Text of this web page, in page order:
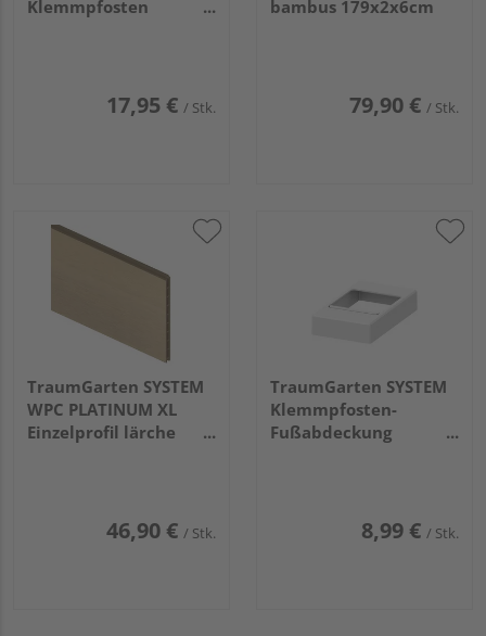
Klemmpfosten
17,95 € / Stk.
bambus 179x2x6cm
79,90 € / Stk.
TraumGarten SYSTEM
WPC PLATINUM XL
Einzelprofil lärche
46,90 € / Stk.
TraumGarten SYSTEM
Klemmpfosten-
Fußabdeckung
8,99 € / Stk.